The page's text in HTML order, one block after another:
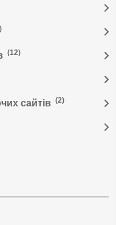
(12)
сайтів (2)